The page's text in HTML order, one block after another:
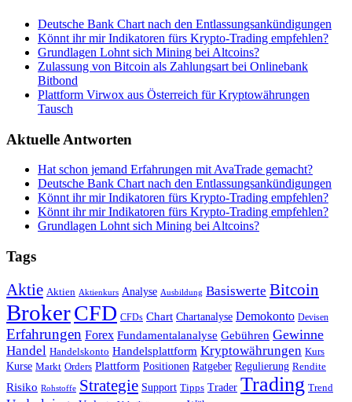
Deutsche Bank Chart nach den Entlassungsankündigungen
Könnt ihr mir Indikatoren fürs Krypto-Trading empfehlen?
Grundlagen Lohnt sich Mining bei Altcoins?
Zulassung von Bitcoin als Zahlungsart bei Onlinebank
Bitbond
Plattform Virwox aus Österreich für Kryptowährungen
Tausch
Aktuelle Antworten
Hat schon jemand Erfahrungen mit AvaTrade gemacht?
Deutsche Bank Chart nach den Entlassungsankündigungen
Könnt ihr mir Indikatoren fürs Krypto-Trading empfehlen?
Könnt ihr mir Indikatoren fürs Krypto-Trading empfehlen?
Grundlagen Lohnt sich Mining bei Altcoins?
Tags
Aktie Aktien Aktienkurs Analyse Ausbildung Basiswerte Bitcoin
BrokerCFD CFDs Chart Chartanalyse Demokonto Devisen
Erfahrungen Forex Fundamentalanalyse Gebühren Gewinne
Handel Handelskonto Handelsplattform Kryptowährungen Kurs
Kurse Markt Orders Plattform Positionen Ratgeber Regulierung Rendite
Risiko Rohstoffe Strategie Support Tipps Trader Trading Trend